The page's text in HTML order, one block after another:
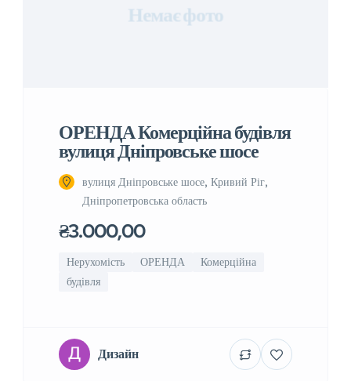
Немає фото
ОРЕНДА Комерційна будівля
вулиця Дніпровське шосе
вулиця Дніпровське шосе, Кривий Ріг,
Дніпропетровська область
₴3.000,00
Нерухомість ОРЕНДА
Комерційна
будівля
Дизайн